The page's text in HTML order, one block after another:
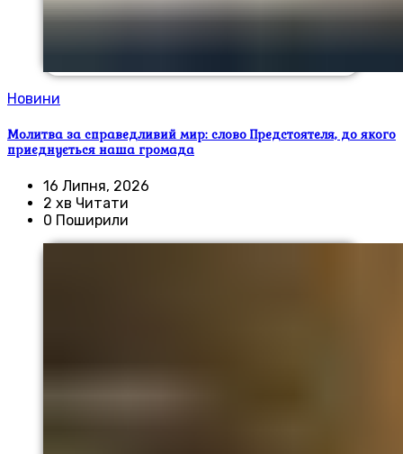
Новини
Молитва за справедливий мир: слово Предстоятеля, до якого
приєднується наша громада
16 Липня, 2026
2 хв Читати
0 Поширили